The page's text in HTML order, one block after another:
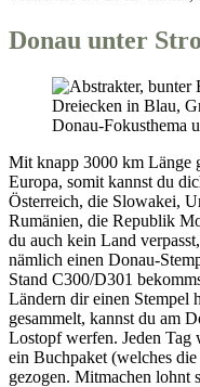
Donau unter
Mit knapp 3000 km Länge
Europa, somit kannst du
Österreich, die Slowakei,
Rumänien, die Republik
du auch kein Land
nämlich einen Donau-
Stand C300/D301
Ländern dir einen Stempel
gesammelt, kannst du am
Lostopf werfen. Jeden
ein Buchpaket (welches
gezogen. Mitmachen lohnt